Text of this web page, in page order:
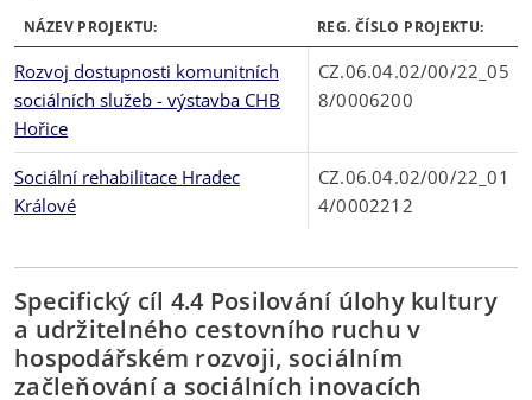
NÁZEV PROJEKTU: REG. ČÍSLO PROJEKTU:
Rozvoj dostupnosti komunitních
sociálních služeb - výstavba CHB
Hořice
CZ.06.04.02/00/22_05
8/0006200
Sociální rehabilitace Hradec
Králové
CZ.06.04.02/00/22_01
4/0002212
Specifický cíl 4.4 Posilování úlohy kultury
a udržitelného cestovního ruchu v
hospodářském rozvoji, sociálním
začleňování a sociálních inovacích